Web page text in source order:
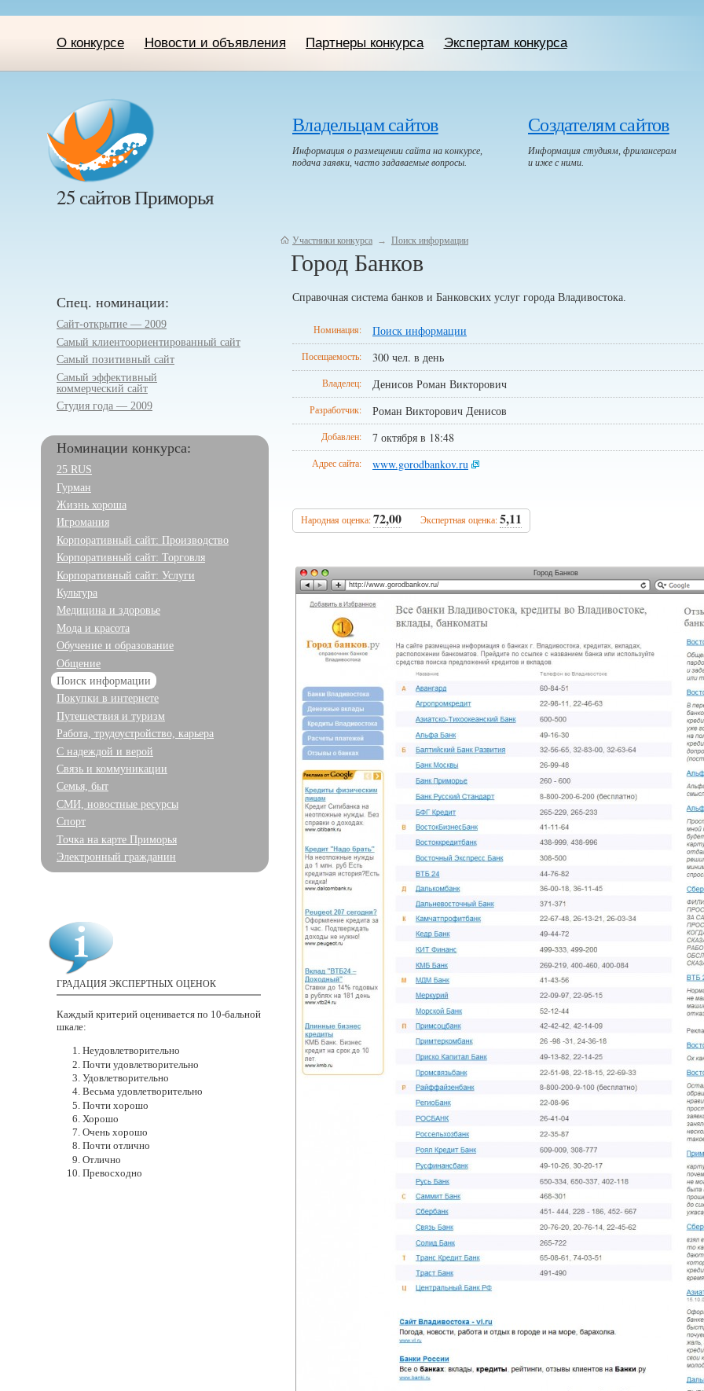
О конкурсе Новости и объявления Партнеры конкурса Экспертам конкурса
25 сайтов Приморья
Владельцам сайтов
Информация о размещении сайта на конкурсе,
подача заявки, часто задаваемые вопросы.
Создателям сайтов
Информация студиям, фрилансерам
и иже с ними.
Участники конкурса → Поиск информации
Город Банков
Спец. номинации:
Сайт-открытие — 2009
Самый клиентоориенти­рованный сайт
Самый позитивный сайт
Самый эффективный
коммерческий сайт
Студия года — 2009
Номинации конкурса:
25 RUS
Гурман
Жизнь хороша
Игромания
Корпоративный сайт: Производство
Корпоративный сайт: Торговля
Корпоративный сайт: Услуги
Культура
Медицина и здоровье
Мода и красота
Обучение и образование
Общение
Поиск информации
Покупки в интернете
Путешествия и туризм
Работа, трудоустройство, карьера
С надеждой и верой
Связь и коммуникации
Семья, быт
СМИ, новостные ресурсы
Спорт
Точка на карте Приморья
Электронный гражданин
ГРАДАЦИЯ ЭКСПЕРТНЫХ ОЦЕНОК
Каждый критерий оценивается по 10-бальной
шкале:
Неудовлетворительно
Почти удовлетворительно
Удовлетворительно
Весьма удовлетворительно
Почти хорошо
Хорошо
Очень хорошо
Почти отлично
Отлично
Превосходно
Справочная система банков и Банковских услуг города Владивостока.
Номинация: Поиск информации
Посещаемость: 300 чел. в день
Владелец: Денисов Роман Викторович
Разработчик: Роман Викторович Денисов
Добавлен: 7 октября в 18:48
Адрес сайта: www.gorodbankov.ru
Народная оценка:72,00 Экспертная оценка:5,11
Город Банков
http://www.gorodbankov.ru/